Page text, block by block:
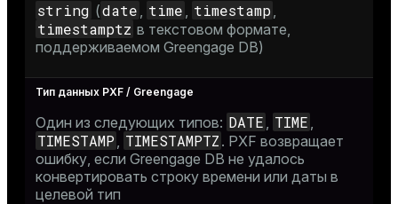
string (date , time , timestamp ,
timestamptz в текстовом формате,
поддерживаемом Greengage DB)
Один из следующих типов: DATE , TIME ,
TIMESTAMP , TIMESTAMPTZ . PXF возвращает
ошибку, если Greengage DB не удалось
конвертировать строку времени или даты в
целевой тип